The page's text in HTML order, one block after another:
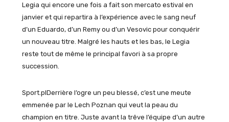
Legia qui encore une fois a fait son mercato estival en
janvier et qui repartira à l’expérience avec le sang neuf
d’un Eduardo, d’un Remy ou d’un Vesovic pour conquérir
un nouveau titre. Malgré les hauts et les bas, le Legia
reste tout de même le principal favori à sa propre
succession.
Sport.plDerrière l’ogre un peu blessé, c’est une meute
emmenée par le Lech Poznan qui veut la peau du
champion en titre. Juste avant la trêve l’équipe d’un autre